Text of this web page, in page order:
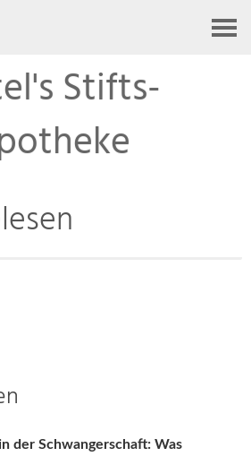
Stifts-
der Schwangerschaft: Was